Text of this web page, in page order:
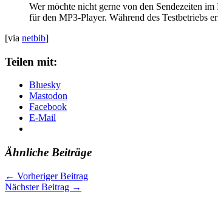
Wer möchte nicht gerne von den Sendezeiten
für den MP3-Player. Während des Testbetriebs
[via netbib]
Teilen mit:
Bluesky
Mastodon
Facebook
E-Mail
Ähnliche Beiträge
← Vorheriger Beitrag
Nächster Beitrag →